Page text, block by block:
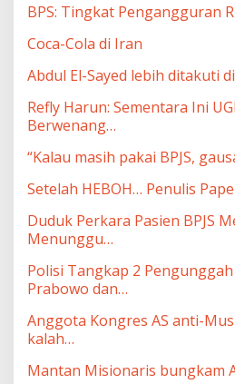
BPS: Tingkat Pengangguran
Coca-Cola di Iran
Abdul El-Sayed lebih ditakuti
Refly Harun: Sementara Ini
Berwenang…
“Kalau masih pakai BPJS,
Setelah HEBOH… Penulis
Duduk Perkara Pasien BPJS
Menunggu…
Polisi Tangkap 2
Prabowo dan…
Anggota Kongres AS anti-
kalah…
Mantan Misionaris bungkam